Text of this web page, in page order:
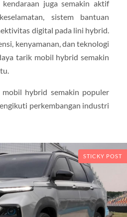
juga semakin aktif
sistem bantuan
digital pada lini hybrid.
kenyamanan, dan teknologi
tarik mobil hybrid semakin
mobil hybrid semakin populer
perkembangan industri
STICKY POST